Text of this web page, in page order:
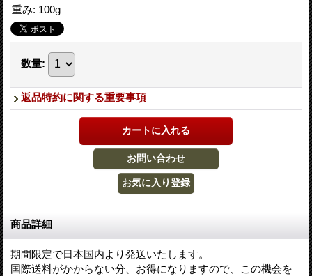
重み: 100g
数量:
返品特約に関する重要事項
商品詳細
期間限定で日本国内より発送いたします。
国際送料がかからない分、お得になりますので、この機会を